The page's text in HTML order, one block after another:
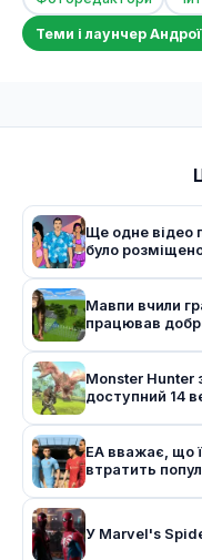
Теми і лаунчер
Ще одне відео
було
Мавпи вчили
працював
Monster Hunter
доступний 14
EA вважає, що
втратить
У Marvel's